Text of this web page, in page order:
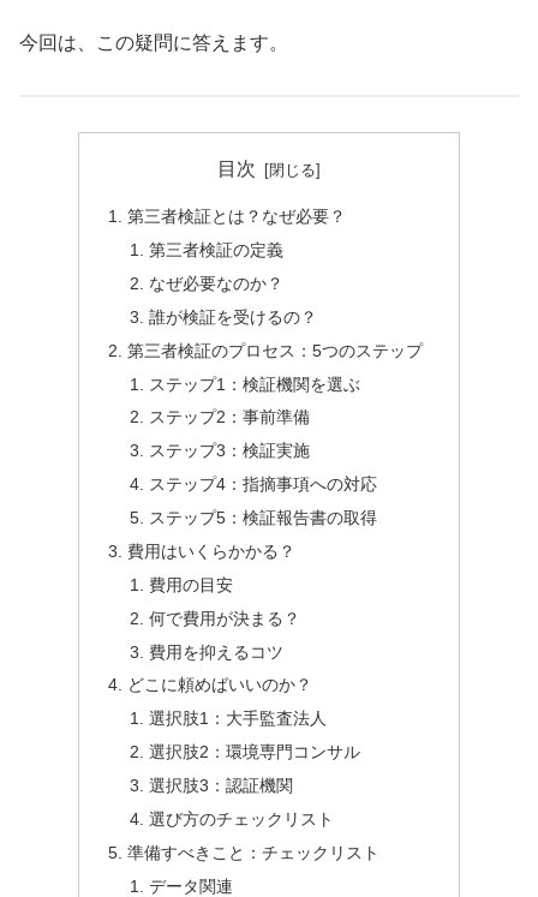
今回は、この疑問に答えます。
目次
第三者検証とは？なぜ必要？
第三者検証の定義
なぜ必要なのか？
誰が検証を受けるの？
第三者検証のプロセス：5つのステップ
ステップ1：検証機関を選ぶ
ステップ2：事前準備
ステップ3：検証実施
ステップ4：指摘事項への対応
ステップ5：検証報告書の取得
費用はいくらかかる？
費用の目安
何で費用が決まる？
費用を抑えるコツ
どこに頼めばいいのか？
選択肢1：大手監査法人
選択肢2：環境専門コンサル
選択肢3：認証機関
選び方のチェックリスト
準備すべきこと：チェックリスト
データ関連